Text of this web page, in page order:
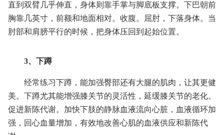
直到双臂几乎伸直，身体则靠手掌与脚底板支撑。下巴朝前
胸靠几英寸，前额和地面相对。收腹。屈肘，下落身体。当
肘部和肩膀平行的时候，把身体压回到起始位置。
3、下蹲
经常练习下蹲，能加强臀部还有大腿的肌肉，让其更健
美。下蹲尤其能增强膝关节的灵活性，延缓膝关节的老化。
促进新陈代谢。加快下肢的静脉血液流向心脏，血液循环加
强，回心血量增加，有效地改善心肌的血液供应和新陈代